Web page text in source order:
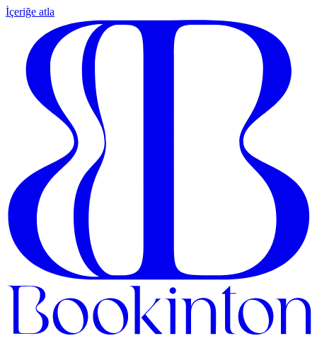
İçeriğe atla